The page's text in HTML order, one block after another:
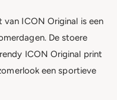
ICON Original is een
De stoere
ICON Original print
een sportieve